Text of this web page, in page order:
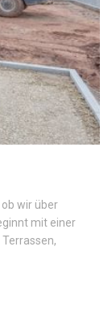
wir über
mit einer